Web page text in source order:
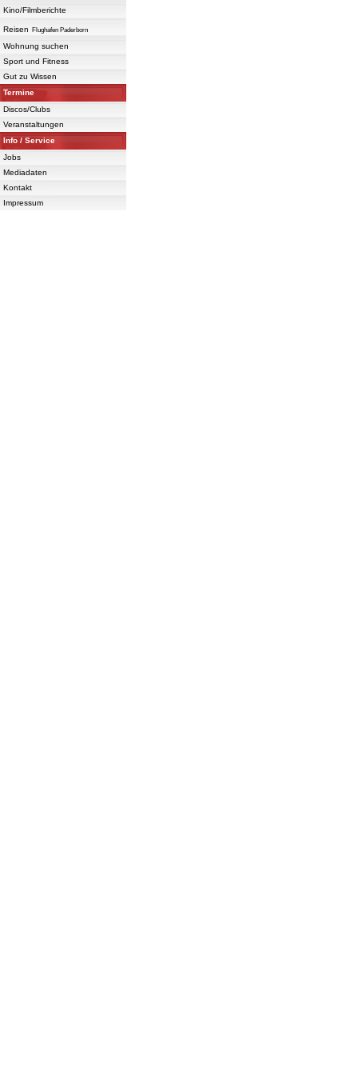
Kino/Filmberichte
Reisen Flughafen Paderborn
Wohnung suchen
Sport und Fitness
Gut zu Wissen
Termine
Discos/Clubs
Veranstaltungen
Info / Service
Jobs
Mediadaten
Kontakt
Impressum